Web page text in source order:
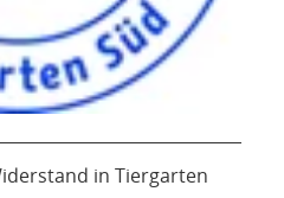
in Tiergarten